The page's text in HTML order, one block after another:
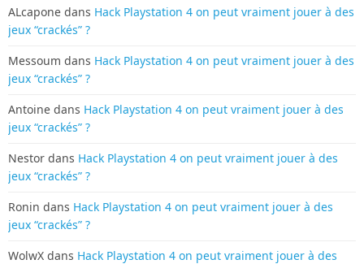
ALcapone dans Hack Playstation 4 on peut vraiment jouer à des
jeux “crackés” ?
Messoum dans Hack Playstation 4 on peut vraiment jouer à des
jeux “crackés” ?
Antoine dans Hack Playstation 4 on peut vraiment jouer à des
jeux “crackés” ?
Nestor dans Hack Playstation 4 on peut vraiment jouer à des
jeux “crackés” ?
Ronin dans Hack Playstation 4 on peut vraiment jouer à des
jeux “crackés” ?
WolwX dans Hack Playstation 4 on peut vraiment jouer à des